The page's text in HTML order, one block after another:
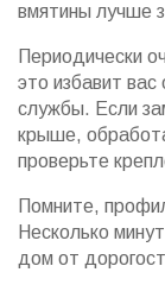
вмятины лучше
Периодически
это избавит вас
службы. Если
крыше,
проверьте
Помните,
Несколько
дом от